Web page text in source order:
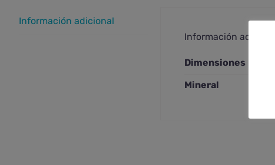
Información adicional
Información adicional
Dimensiones
Mineral